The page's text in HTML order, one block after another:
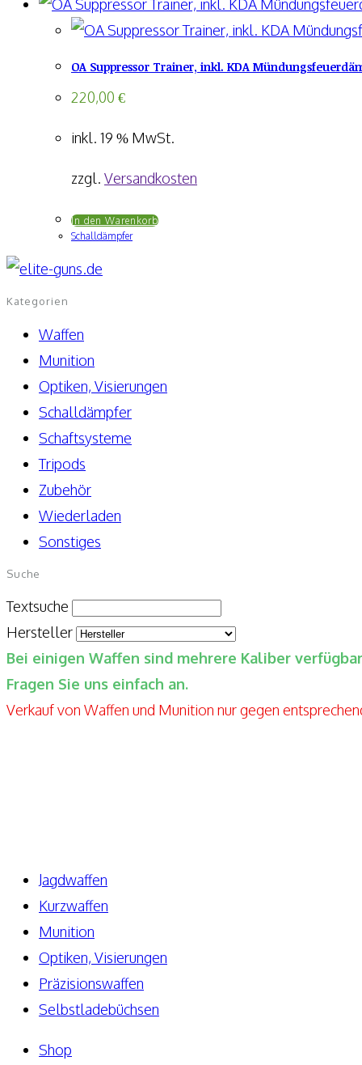
OA Suppressor Trainer, inkl. KDA
220,00 €
inkl. 19 % MwSt.
zzgl. Versandkosten
In den Warenkorb
Schalldämpfer
Kategorien
Waffen
Munition
Optiken, Visierungen
Schalldämpfer
Schaftsysteme
Tripods
Zubehör
Wiederladen
Sonstiges
Suche
Textsuche
Hersteller
Bei einigen Waffen sind mehrere Kaliber
Fragen Sie uns einfach an.
Verkauf von Waffen und Munition nur gegen
Jagdwaffen
Kurzwaffen
Munition
Optiken, Visierungen
Präzisionswaffen
Selbstladebüchsen
Shop